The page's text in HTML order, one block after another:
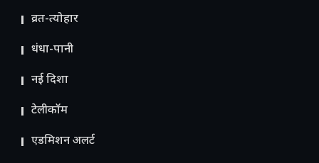
व्रत-त्योहार
धंधा-पानी
नई दिशा
टेलीकॉम
ए​डमिशन अलर्ट